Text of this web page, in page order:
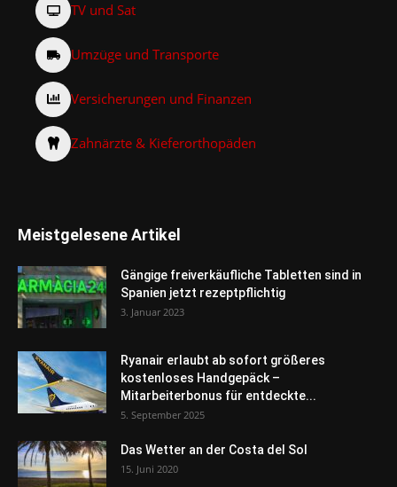
TV und Sat
Umzüge und Transporte
Versicherungen und Finanzen
Zahnärzte & Kieferorthopäden
Meistgelesene Artikel
Gängige freiverkäufliche Tabletten sind in
Spanien jetzt rezeptpflichtig
3. Januar 2023
Ryanair erlaubt ab sofort größeres
kostenloses Handgepäck –
Mitarbeiterbonus für entdeckte...
5. September 2025
Das Wetter an der Costa del Sol
15. Juni 2020